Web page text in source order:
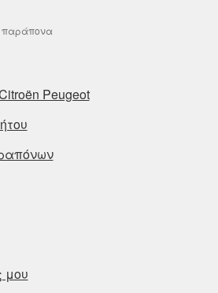
παράπονα
Peugeot
μου